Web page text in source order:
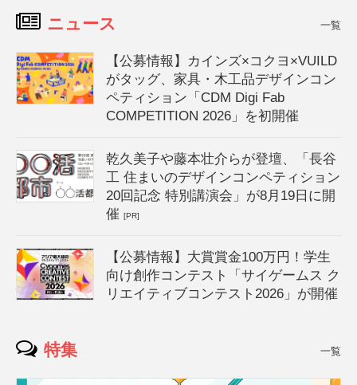
ニュース 一覧
【公募情報】カインズ×コクヨ×VUILD
がタッグ、家具・木工品デザインコン
ペティション「CDM Digi Fab
COMPETITION 2026」を初開催
乾久美子や藤本壮介らが登壇、「長谷
工 住まいのデザインコンペティション
20回記念 特別講演会」が8月19日に開
催[PR]
【公募情報】大賞賞金100万円！学生
向け創作コンテスト「サイゲームス ク
リエイティブコンテスト2026」が開催
特集 一覧